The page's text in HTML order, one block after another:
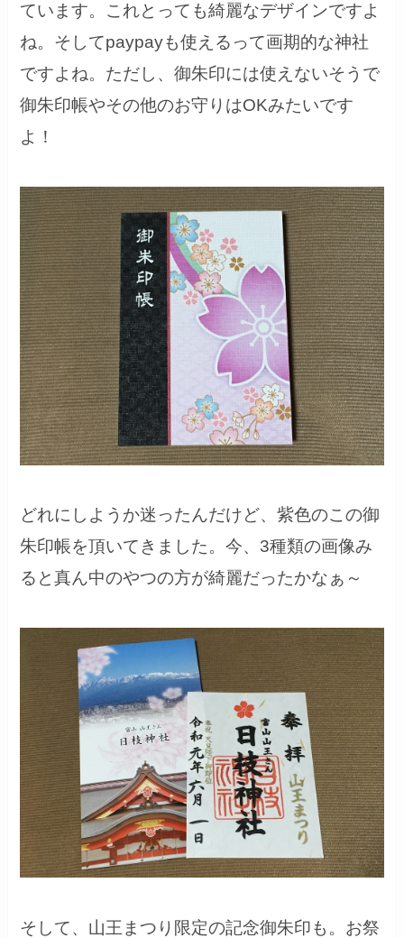
ています。これとっても綺麗なデザインですよ
ね。そしてpaypayも使えるって画期的な神社
ですよね。ただし、御朱印には使えないそうで
御朱印帳やその他のお守りはOKみたいです
よ！
どれにしようか迷ったんだけど、紫色のこの御
朱印帳を頂いてきました。今、3種類の画像み
ると真ん中のやつの方が綺麗だったかなぁ～
そして、山王まつり限定の記念御朱印も。お祭